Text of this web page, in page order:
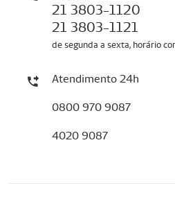
21 3803-1120
21 3803-1121
de segunda a sexta, horário
Atendimento 24h
0800 970 9087
4020 9087